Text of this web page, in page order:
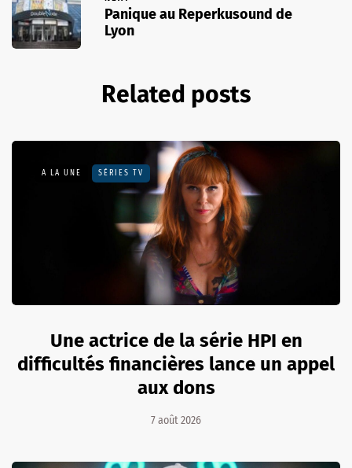
Panique au Reperkusound de
Lyon
Related posts
A LA UNE SÉRIES TV
Une actrice de la série HPI en
difficultés financières lance un appel
aux dons
7 août 2026